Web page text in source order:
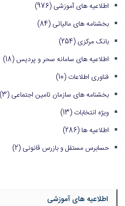
اطلاعیه های آموزشی (976)
بخشنامه های مالیاتی (84)
بانک مرکزی (254)
اطلاعیه های سامانه سحر و پردیس (18)
فناوری اطلاعات (10)
بخشنامه های سازمان تامین اجتماعی (3)
ویژه انتخابات (13)
اطلاعیه ها (286)
حسابرس مستقل و بازرس قانونی (2)
اطلاعیه های آموزشی